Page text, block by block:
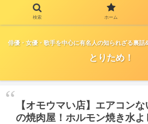
俳優・女優・歌手を中心に有名人の知られざる裏話
とりため！
【オモウマい店】エアコン
の焼肉屋！ホルモン焼き水よ
検索 ホーム